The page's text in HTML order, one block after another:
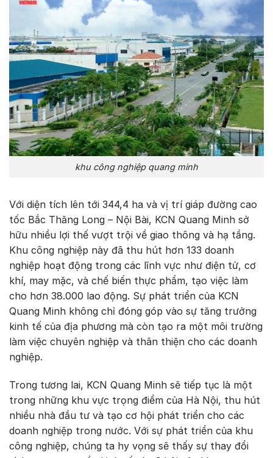
khu công nghiệp quang minh
Với diện tích lên tới 344,4 ha và vị trí giáp đường cao
tốc Bắc Thăng Long – Nội Bài, KCN Quang Minh sở
hữu nhiều lợi thế vượt trội về giao thông và hạ tầng.
Khu công nghiệp này đã thu hút hơn 133 doanh
nghiệp hoạt động trong các lĩnh vực như điện tử, cơ
khí, may mặc, và chế biến thực phẩm, tạo việc làm
cho hơn 38.000 lao động. Sự phát triển của KCN
Quang Minh không chỉ đóng góp vào sự tăng trưởng
kinh tế của địa phương mà còn tạo ra một môi trường
làm việc chuyên nghiệp và thân thiện cho các doanh
nghiệp.
Trong tương lai, KCN Quang Minh sẽ tiếp tục là một
trong những khu vực trọng điểm của Hà Nội, thu hút
nhiều nhà đầu tư và tạo cơ hội phát triển cho các
doanh nghiệp trong nước. Với sự phát triển của khu
công nghiệp, chúng ta hy vọng sẽ thấy sự thay đổi